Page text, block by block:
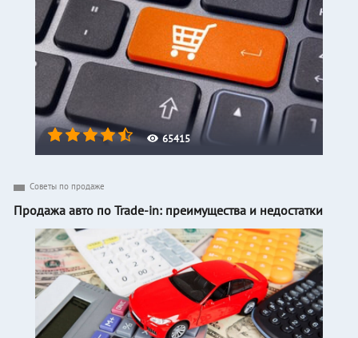
65415
Советы по продаже
Продажа авто по Trade-in: преимущества и недостатки